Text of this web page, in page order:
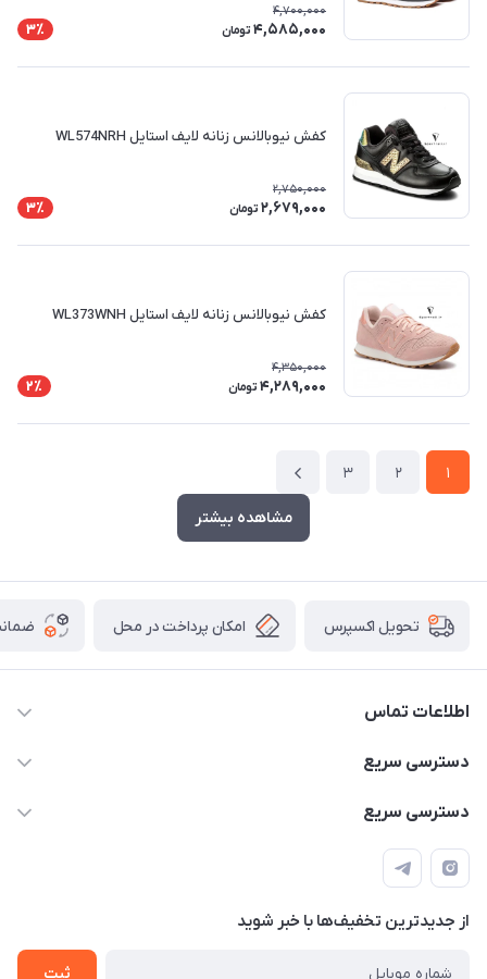
4,700,000
4,585,000 تومان 3٪
کفش نیوبالانس زنانه لایف استایل WL574NRH
2,750,000
2,679,000 تومان 3٪
کفش نیوبالانس زنانه لایف استایل WL373WNH
4,350,000
4,289,000 تومان 2٪
1
2
3
مشاهده بیشتر
تحویل اکسپرس امکان پرداخت در محل
اطلاعات تماس
۰۹۳۵۶۰۴۰۳۶۵
سیمای ورزش
دسترسی سریع
اسکیت فلایینگ ایگل
اسکیت دخترانه
دسترسی سریع
اسکوتر برقی دخترانه
اسکیت روسز
اسکوتر
از جدید‌ترین تخفیف‌ها با‌ خبر شوید
ثبت